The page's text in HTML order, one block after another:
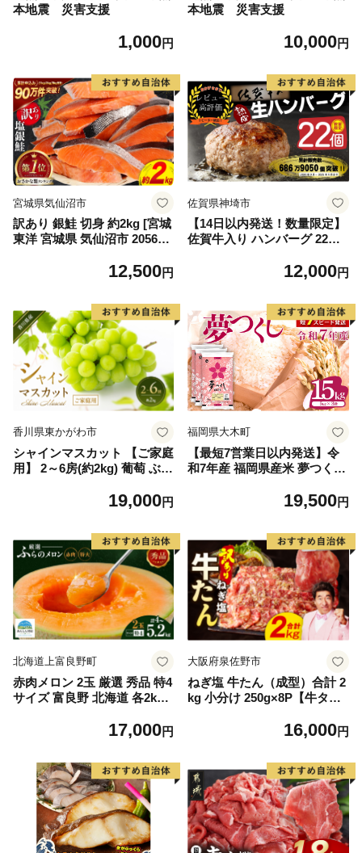
本地震 災害支援
1,000円
本地震 災害支援
10,000円
宮城県気仙沼市
訳あり 銀鮭 切身 約2kg [宮城
東洋 宮城県 気仙沼市 205649
格外 不揃い さけ サケ 鮭切身
切り身 魚 わけあり
12,500円
佐賀県神埼市
【14日以内発送！数量限定】
佐賀牛入り ハンバーグ 22個
毛和牛 ブランド牛 九州 ハン
(H083106)
12,000円
香川県東かがわ市
シャインマスカット 【ご家庭
用】 2～6房(約2kg) 葡萄 ぶど
もの 果実 旬の果物 旬のフル
19,000円
福岡県大木町
【最短7営業日以内発送】令
和7年産 福岡県産米 夢つくし
19,500円
北海道上富良野町
赤肉メロン 2玉 厳選 秀品 特4
サイズ 富良野 北海道 各2kg
富良野 メロン めろん 果物 く
17,000円
大阪府泉佐野市
ねぎ塩 牛たん（成型）合計 2
kg 小分け 250g×8P【牛タン
16,000円